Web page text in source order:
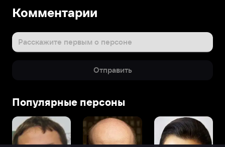
Комментарии
Расскажите первым о персоне
Отправить
Популярные персоны